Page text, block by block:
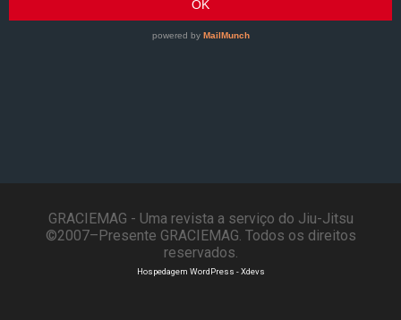
GRACIEMAG - Uma revista a serviço do Jiu-Jitsu
©2007–Presente GRACIEMAG. Todos os direitos
reservados.
Hospedagem WordPress - Xdevs